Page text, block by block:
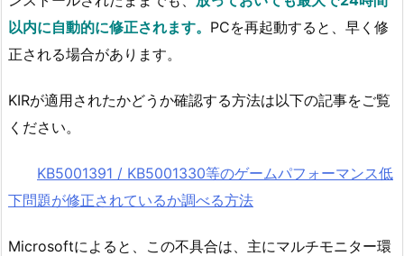
以内に自動的に修正されます。 PCを再起動すると、早く修
正される場合があります。
KIRが適用されたかどうか確認する方法は以下の記事をご覧
ください。
KB5001391 / KB5001330等のゲームパフォーマンス低
下問題が修正されているか調べる方法
Microsoftによると、この不具合は、主にマルチモニター環